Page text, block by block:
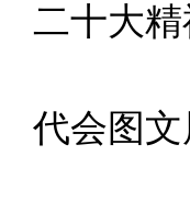
二十大精
代会图文